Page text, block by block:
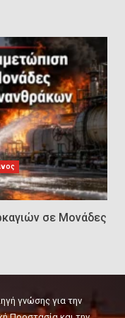
να
για να
φύλακας
το κεφάλι
τεχνικής
in Safety:
σε Μονάδες
γνώσης για την